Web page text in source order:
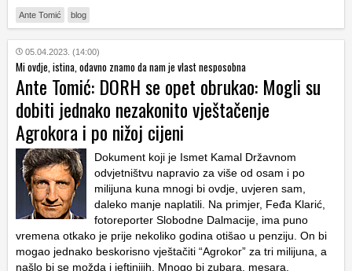
Ante Tomić blog
05.04.2023. (14:00)
Mi ovdje, istina, odavno znamo da nam je vlast nesposobna
Ante Tomić: DORH se opet obrukao: Mogli su
dobiti jednako nezakonito vještačenje
Agrokora i po nižoj cijeni
Dokument koji je Ismet Kamal Državnom
odvjetništvu napravio za više od osam i po
milijuna kuna mnogi bi ovdje, uvjeren sam,
daleko manje naplatili. Na primjer, Feđa Klarić,
fotoreporter Slobodne Dalmacije, ima puno
vremena otkako je prije nekoliko godina otišao u penziju. On bi
mogao jednako beskorisno vještačiti “Agrokor” za tri milijuna, a
našlo bi se možda i jeftinijih. Mnogo bi zubara, mesara,